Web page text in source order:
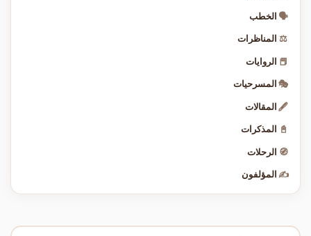
🗣️ الخطب
⚖️ المناظرات
📕 الروايات
🎭 المسرحيات
🖋️ المقالات
📓 المذكرات
🧭 الرحلات
✍️ المؤلفون